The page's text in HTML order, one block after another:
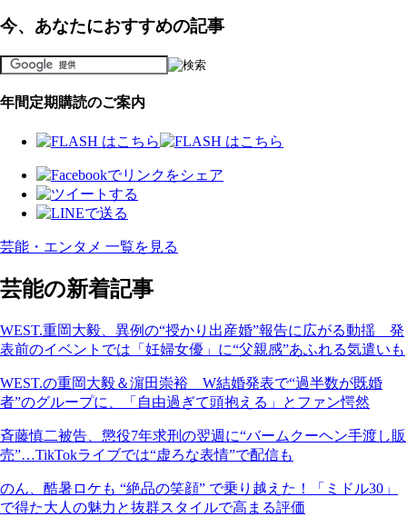
今、あなたにおすすめの記事
年間定期購読のご案内
芸能・エンタメ 一覧を見る
芸能の新着記事
WEST.重岡大毅、異例の“授かり出産婚”報告に広がる動揺 発
表前のイベントでは「妊婦女優」に“父親感”あふれる気遣いも
WEST.の重岡大毅＆濵田崇裕 W結婚発表で“過半数が既婚
者”のグループに、「自由過ぎて頭抱える」とファン愕然
斉藤慎二被告、懲役7年求刑の翌週に“バームクーヘン手渡し販
売”…TikTokライブでは“虚ろな表情”で配信も
のん、酷暑ロケも “絶品の笑顔” で乗り越えた！「ミドル30」
で得た大人の魅力と抜群スタイルで高まる評価